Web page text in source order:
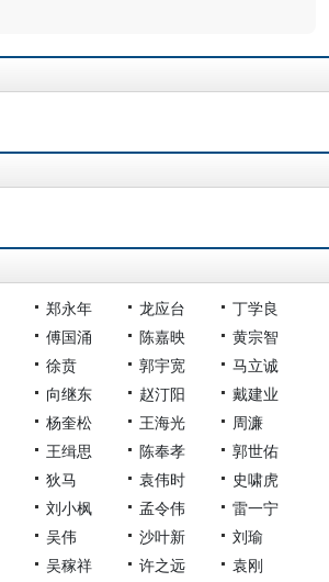
郑永年 龙应台
丁学良
傅国涌 陈嘉映
黄宗智
徐贲 郭宇宽
马立诚
向继东 赵汀阳
戴建业
杨奎松 王海光
周濂
王缉思 陈奉孝
郭世佑
狄马 袁伟时
史啸虎
刘小枫 孟令伟
雷一宁
吴伟 沙叶新
刘瑜
吴稼祥 许之远 袁刚